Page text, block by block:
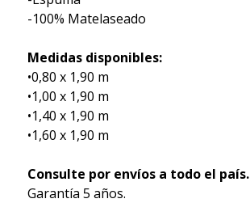
-100% Matelaseado
Medidas disponibles:
•0,80 x 1,90 m
•1,00 x 1,90 m
•1,40 x 1,90 m
•1,60 x 1,90 m
Consulte por envíos a todo el país.
Garantía 5 años.